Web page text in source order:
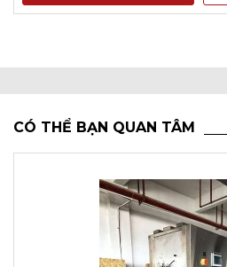
CÓ THỂ BẠN QUAN TÂM